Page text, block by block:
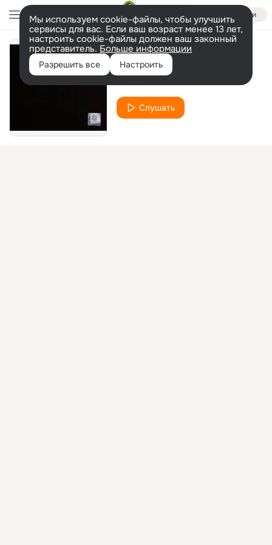
Войти
Мы используем cookie-файлы, чтобы улучшить
сервисы для вас. Если ваш возраст менее 13 лет,
настроить cookie-файлы должен ваш законный
представитель. Больше информации
Разрешить все Настроить
Осенний марафон
Слушать